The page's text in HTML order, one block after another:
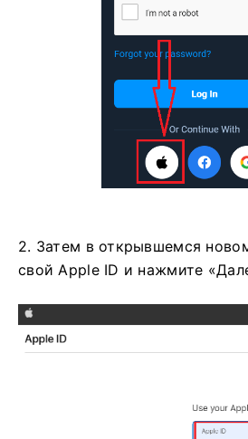
2. Затем в открывшемся
свой Apple ID и нажмите